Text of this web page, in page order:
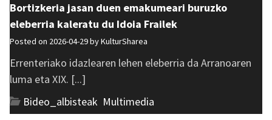
Bortizkeria jasan duen emakumeari buruzko
eleberria kaleratu du Idoia Frailek
Posted on 2026-04-29 byKulturSharea
Errenteriako idazlearen lehen eleberria da Arranoaren
luma eta XIX. [...]
Bideo_albisteak Multimedia